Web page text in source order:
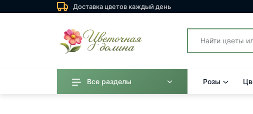
Доставка цветов каждый день
Все разделы Розы